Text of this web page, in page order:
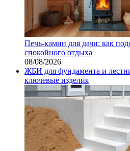
Печь-камин для дачи: как
спокойного отдыха
08/08/2026
ЖБИ для фундамента и
ключевые изделия